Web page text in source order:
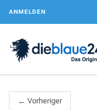
ANMELDEN
← Vorheriger